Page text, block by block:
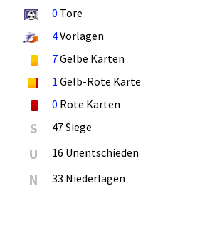
0 Tore
4Vorlagen
7Gelbe Karten
1 Gelb-Rote Karte
0 Rote Karten
S 47 Siege
U 16 Unentschieden
N 33 Niederlagen